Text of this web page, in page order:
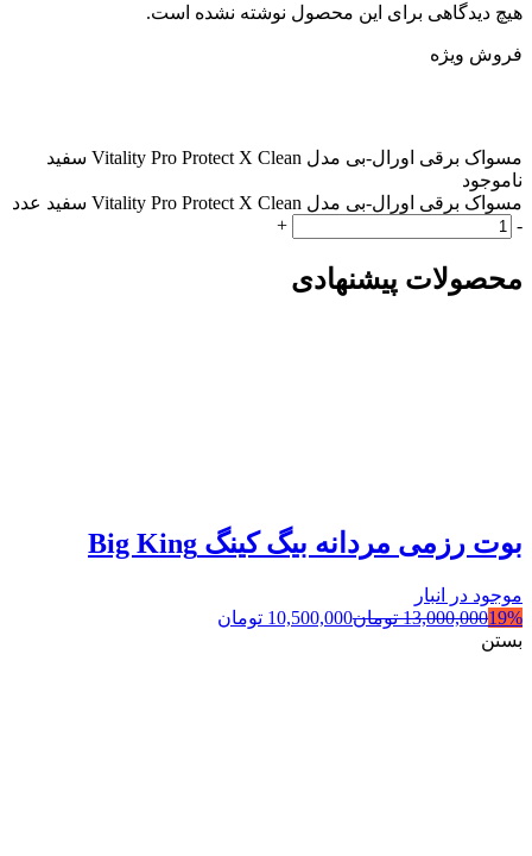
هیچ دیدگاهی برای این محصول نوشته نشده است.
فروش ویژه
مسواک برقی اورال-بی مدل Vitality Pro Protect X Clean سفید
ناموجود
مسواک برقی اورال-بی مدل Vitality Pro Protect X Clean سفید عدد
-
+
محصولات پیشنهادی
بوت رزمی مردانه بیگ کینگ Big King
موجود در انبار
19%
13,000,000 تومان10,500,000 تومان
بستن